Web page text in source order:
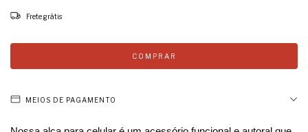
Frete grátis
MEIOS DE PAGAMENTO